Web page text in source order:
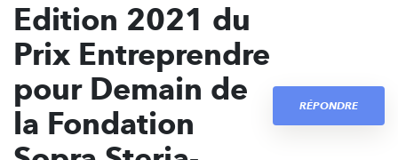
l'engagement
Edition 2021 du
Prix Entreprendre
pour Demain de
la Fondation
RÉPONDRE